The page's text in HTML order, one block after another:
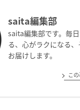
saita編集部
saita編集部です。毎
る、心がラクになる
お届けします。
こ